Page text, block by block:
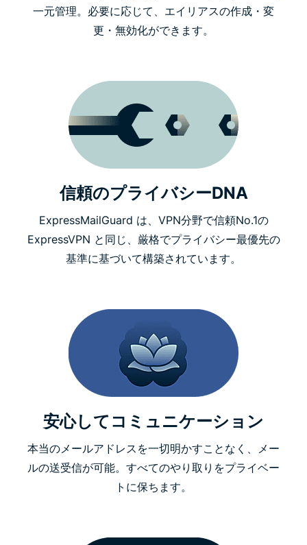
一元管理。必要に応じて、エイリアスの作成・変
更・無効化ができます。
信頼のプライバシーDNA
ExpressMailGuard は、VPN分野で信頼No.1の
ExpressVPN と同じ、厳格でプライバシー最優先の
基準に基づいて構築されています。
安心してコミュニケーション
本当のメールアドレスを一切明かすことなく、メー
ルの送受信が可能。すべてのやり取りをプライベー
トに保ちます。